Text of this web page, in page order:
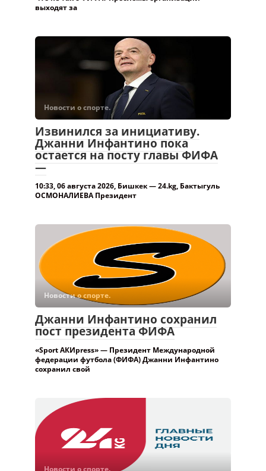
Извинился за инициативу.
Джанни Инфантино пока
остается на посту главы ФИФА
10:33, 06 августа 2026, Бишкек — 24.kg, Бактыгуль
ОСМОНАЛИЕВА Президент
Джанни Инфантино сохранил
пост президента ФИФА
«Sport АКИpress» — Президент Международной
федерации футбола (ФИФА) Джанни Инфантино
сохранил свой
Пловцы из Кыргызстана
завоевали восемь медалей на
турнире в Астане —
09:29, 06 августа 2026, Бишкек — 24.kg, Турдубек
АЙГЫРОВ Спортсмены